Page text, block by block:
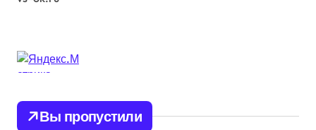
Вы пропустили